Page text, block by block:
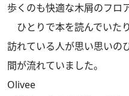
歩くのも快適な木屑のフロア
ひとりで本を読んでいた
訪れている人が思い思いの
間が流れていました。
Olivee